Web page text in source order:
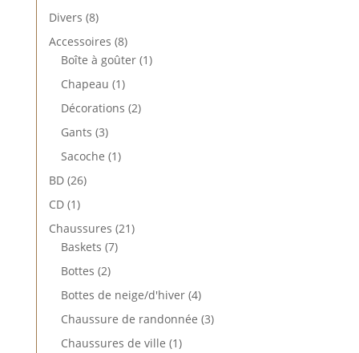
Divers 88
produits
Accessoires 88
produits
Boîte à goûter 11
Chapeau 11
produit
Décorations 22
Gants 33
produits
Sacoche 11
BD 2626
CD 11
Chaussures 2121
Baskets 77
Bottes 22
produits
Bottes de neige/d'hiver 44
produits
Chaussure de randonnée 33
Chaussures de ville 11